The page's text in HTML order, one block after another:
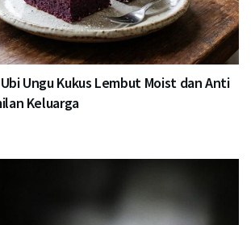
Ungu Kukus Lembut Moist dan Anti
Keluarga